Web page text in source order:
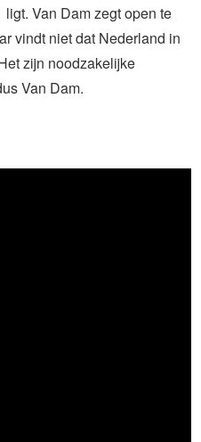
Van Dam zegt open te
vindt niet dat Nederland in
zijn noodzakelijke
Van Dam.